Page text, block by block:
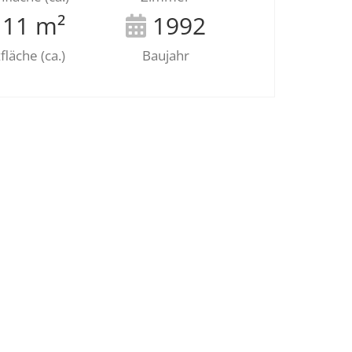
m²
(ca.)
1992
Baujahr